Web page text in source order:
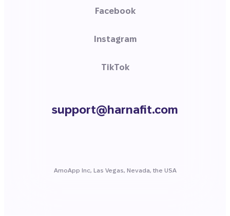
Facebook
Instagram
TikTok
support@harnafit.com
AmoApp Inc, Las Vegas, Nevada, the USA